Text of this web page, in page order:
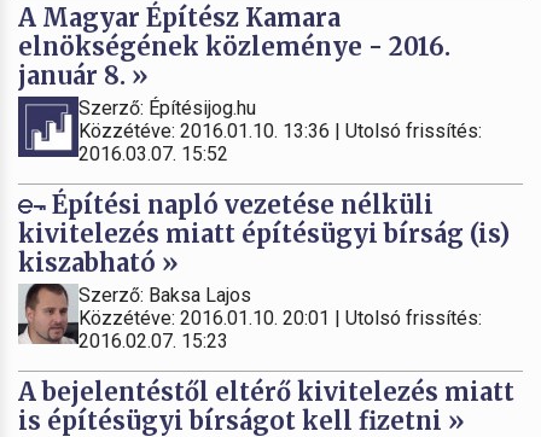
A Magyar Építész Kamara
elnökségének közleménye - 2016.
január 8. »
Szerző: Építésijog.hu
Közzétéve: 2016.01.10. 13:36 | Utolsó frissítés:
2016.03.07. 15:52
Építési napló vezetése nélküli
kivitelezés miatt építésügyi bírság (is)
kiszabható »
Szerző: Baksa Lajos
Közzétéve: 2016.01.10. 20:01 | Utolsó frissítés:
2016.02.07. 15:23
A bejelentéstől eltérő kivitelezés miatt
is építésügyi bírságot kell fizetni »